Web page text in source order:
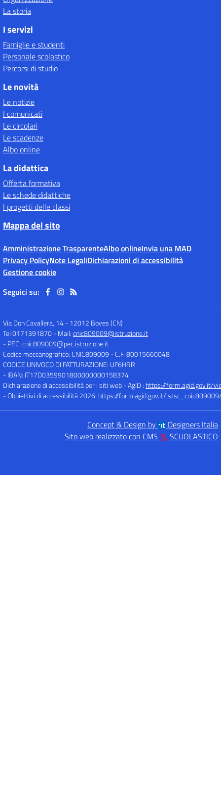
La storia
I servizi
Famiglie e studenti
Personale scolastico
Percorsi di studio
Le novità
Le notizie
I comunicati
Le circolari
Le scadenze
Albo online
La didattica
Offerta formativa
Le schede didattiche
I progetti delle classi
Mappa del sito
Amministrazione TrasparenteAlbo onlineInvia una MAD
Privacy PolicyNote LegaliDichiarazioni di accessibilità
Gestione cookie
Seguici su:
Via Don Cavallera, 14-12012 Boves (CN)
Tel 0171391870- Mail:cnic809009@istruzione.it
- PEC:cnic809009@pec.istruzione.it
Codice meccanografico: CNIC809009 - C.F. 80015660048
CODICE UNIVOCO DI FATTURAZIONE: UF6HRR
- IBAN: IT17D0359901800000000158374
Dichiarazione di accessibilità per i siti web - AgID : https://form.agid.gov.it/
- Obbiettivi di accessibilità 2026: https://form.agid.gov.it/
Concept & Design by
Designers Italia
Sito web realizzato con CMS
SCUOLASTICO